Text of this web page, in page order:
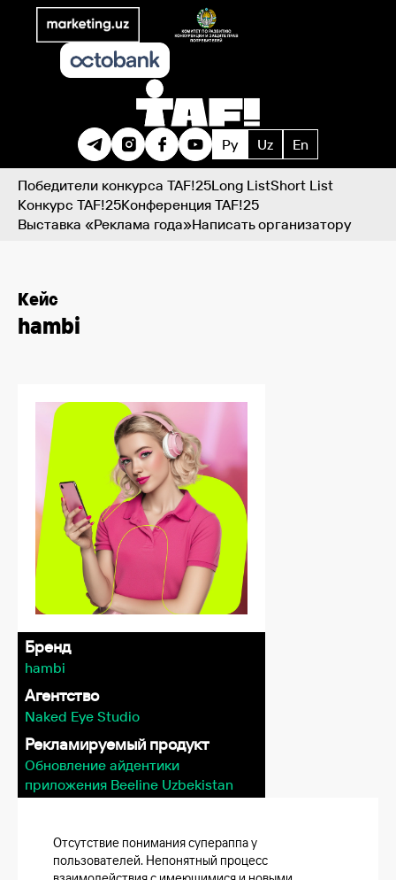
Ру Uz En
Победители конкурса TAF!25Long ListShort List
Конкурс TAF!25Конференция TAF!25
Выставка «Реклама года»Написать организатору
Кейс
hambi
Бренд
hambi
Агентство
Naked Eye Studio
Рекламируемый продукт
Обновление айдентики
приложения Beeline Uzbekistan
Отсутствие понимания супераппа у
пользователей. Непонятный процесс